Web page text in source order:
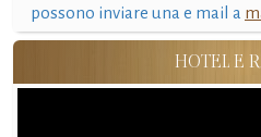
possono inviare una e mail a
HOTEL E